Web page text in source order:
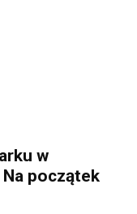
w
początek